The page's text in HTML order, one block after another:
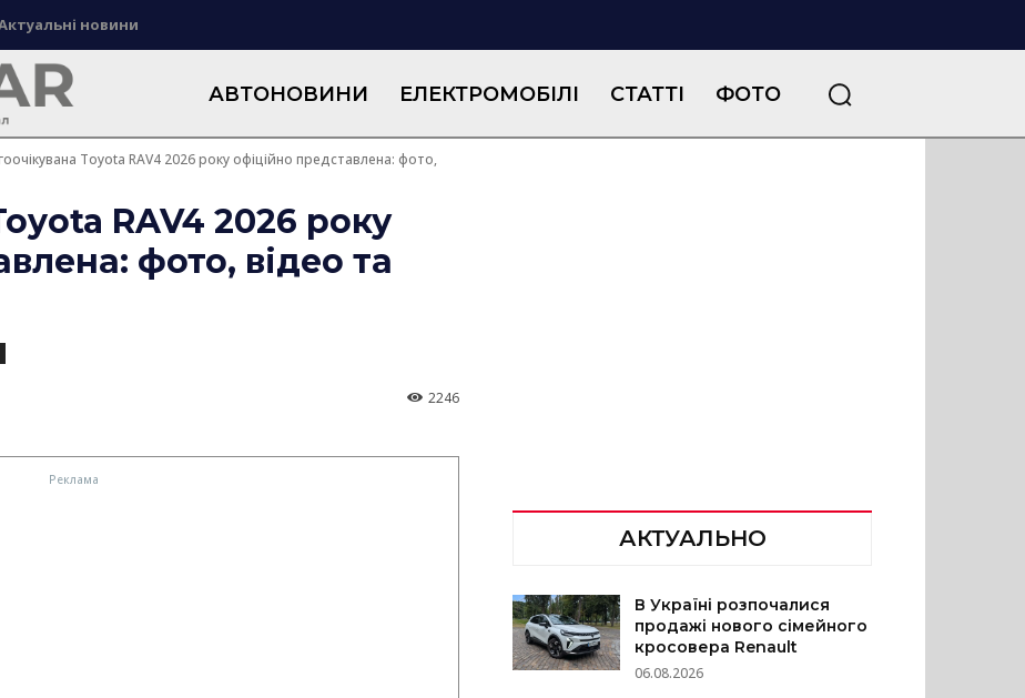
новини
АВТОНОВИНИ ЕЛЕКТРОМОБІЛІ СТАТТІ ФОТО
Toyota RAV4 2026 року офіційно представлена: фото,
RAV4 2026 року
фото, відео та
2246
АКТУАЛЬНО
В Україні розпочалися
продажі нового сімейного
кросовера Renault
06.08.2026